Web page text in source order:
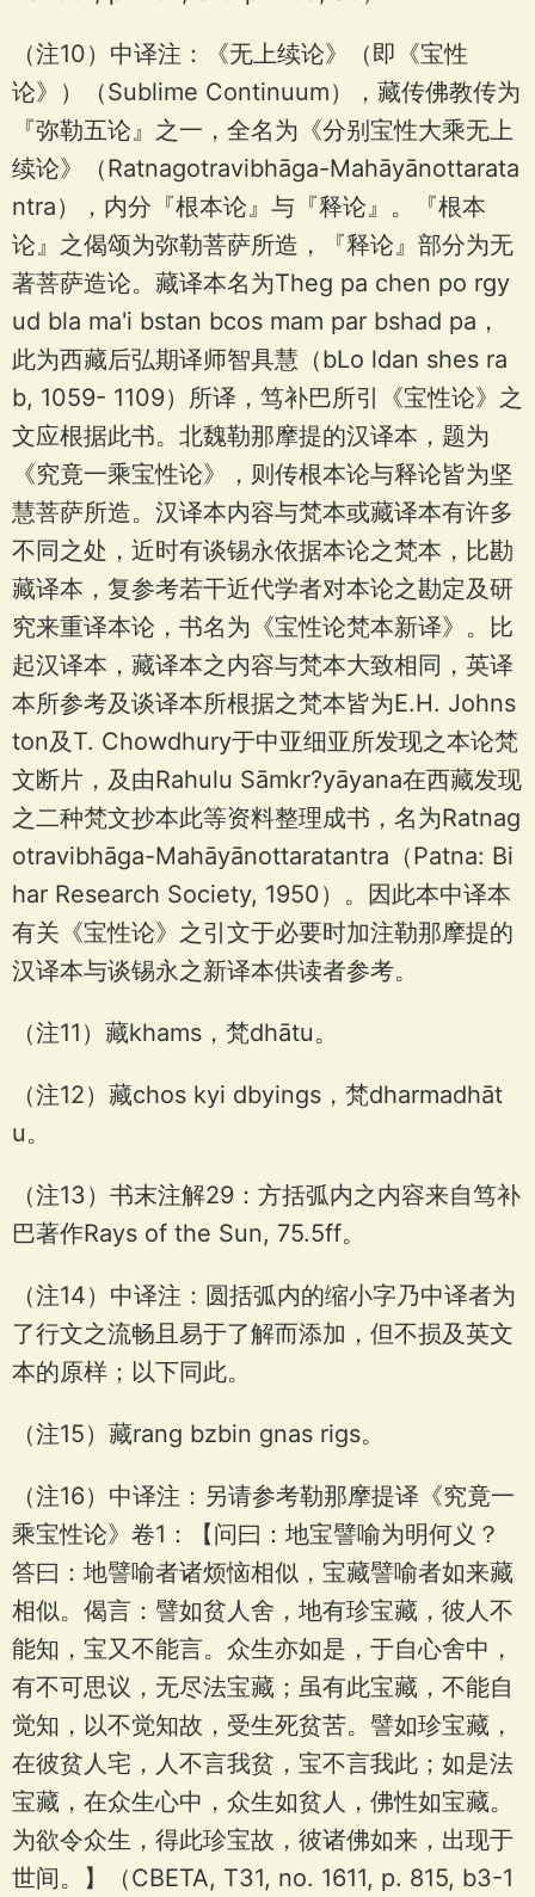
（注10）中译注：《无上续论》（即《宝性
论》）（Sublime Continuum），藏传佛教传为
『弥勒五论』之一，全名为《分别宝性大乘无上
续论》（Ratnagotravibhāga-Mahāyānottarata
ntra），内分『根本论』与『释论』。『根本
论』之偈颂为弥勒菩萨所造，『释论』部分为无
著菩萨造论。藏译本名为Theg pa chen po rgy
ud bla ma'i bstan bcos mam par bshad pa，
此为西藏后弘期译师智具慧（bLo ldan shes ra
b, 1059- 1109）所译，笃补巴所引《宝性论》之
文应根据此书。北魏勒那摩提的汉译本，题为
《究竟一乘宝性论》，则传根本论与释论皆为坚
慧菩萨所造。汉译本内容与梵本或藏译本有许多
不同之处，近时有谈锡永依据本论之梵本，比勘
藏译本，复参考若干近代学者对本论之勘定及研
究来重译本论，书名为《宝性论梵本新译》。比
起汉译本，藏译本之内容与梵本大致相同，英译
本所参考及谈译本所根据之梵本皆为E.H. Johns
ton及T. Chowdhury于中亚细亚所发现之本论梵
文断片，及由Rahulu Sāmkr?yāyana在西藏发现
之二种梵文抄本此等资料整理成书，名为Ratnag
otravibhāga-Mahāyānottaratantra（Patna: Bi
har Research Society, 1950）。因此本中译本
有关《宝性论》之引文于必要时加注勒那摩提的
汉译本与谈锡永之新译本供读者参考。
（注11）藏khams，梵dhātu。
（注12）藏chos kyi dbyings，梵dharmadhāt
u。
（注13）书末注解29：方括弧内之内容来自笃补
巴著作Rays of the Sun, 75.5ff。
（注14）中译注：圆括弧内的缩小字乃中译者为
了行文之流畅且易于了解而添加，但不损及英文
本的原样；以下同此。
（注15）藏rang bzbin gnas rigs。
（注16）中译注：另请参考勒那摩提译《究竟一
乘宝性论》卷1：【问曰：地宝譬喻为明何义？
答曰：地譬喻者诸烦恼相似，宝藏譬喻者如来藏
相似。偈言：譬如贫人舍，地有珍宝藏，彼人不
能知，宝又不能言。众生亦如是，于自心舍中，
有不可思议，无尽法宝藏；虽有此宝藏，不能自
觉知，以不觉知故，受生死贫苦。譬如珍宝藏，
在彼贫人宅，人不言我贫，宝不言我此；如是法
宝藏，在众生心中，众生如贫人，佛性如宝藏。
为欲令众生，得此珍宝故，彼诸佛如来，出现于
世间。】（CBETA, T31, no. 1611, p. 815, b3-1